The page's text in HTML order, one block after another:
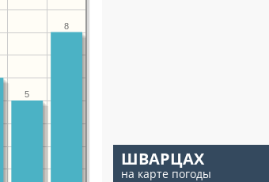
8
5
ШВАРЦАХ
на карте погоды